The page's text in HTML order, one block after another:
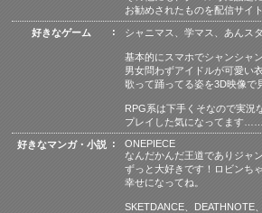
お勧めされたものを配信サイ
好きなゲーム シャニマス、学マス、あんス
基本的にスマホでシャンシャ
男女問わずアイドルが可愛い
歌って踊ってる姿を3D映像で
RPG系は下手くそなので実況
プレイした気になってます……
好きなマンガ・小説
ONEPIECE
なんだかんだ王道でありジャ
ずっと大好きです！ロビンち
幸せになってね。
SKETDANCE、DEATHNOTE